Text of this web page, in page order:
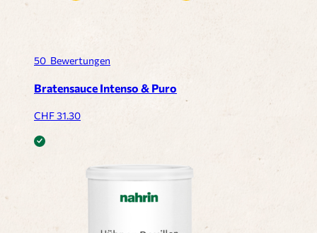
50 Bewertungen
Bratensauce Intenso & Puro
CHF31.30